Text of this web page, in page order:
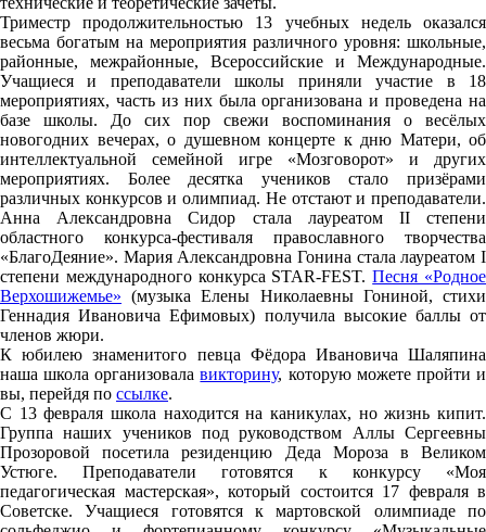
Триместр продолжительностью 13 учебных недель оказался
весьма богатым на мероприятия различного уровня: школьные,
районные, межрайонные, Всероссийские и Международные.
Учащиеся и преподаватели школы приняли участие в 18
мероприятиях, часть из них была организована и проведена на
базе школы. До сих пор свежи воспоминания о весёлых
новогодних вечерах, о душевном концерте к дню Матери, об
интеллектуальной семейной игре «Мозговорот» и других
мероприятиях. Более десятка учеников стало призёрами
различных конкурсов и олимпиад. Не отстают и преподаватели.
Анна Александровна Сидор стала лауреатом II степени
областного конкурса-фестиваля православного творчества
«БлагоДеяние». Мария Александровна Гонина стала лауреатом I
степени международного конкурса STAR-FEST.Песня «Родное
Верхошижемье» (музыка Елены Николаевны Гониной, стихи
Геннадия Ивановича Ефимовых) получила высокие баллы от
членов жюри.
К юбилею знаменитого певца Фёдора Ивановича Шаляпина
наша школа организовалавикторину, которую можете пройти и
вы, перейдя по ссылке.
С 13 февраля школа находится на каникулах, но жизнь кипит.
Группа наших учеников под руководством Аллы Сергеевны
Прозоровой посетила резиденцию Деда Мороза в Великом
Устюге. Преподаватели готовятся к конкурсу «Моя
педагогическая мастерская», который состоится 17 февраля в
Советске. Учащиеся готовятся к мартовской олимпиаде по